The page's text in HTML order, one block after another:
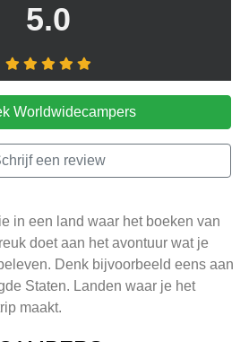
5.0
Worldwidecampers
een review
in een land waar het boeken van
doet aan het avontuur wat je
Denk bijvoorbeeld eens aan
Staten. Landen waar je het
maakt.